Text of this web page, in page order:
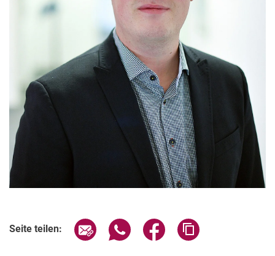
Seite teilen: Seite über E-Mail teilen
Seite über WhatsApp teilen
Seite über Facebook